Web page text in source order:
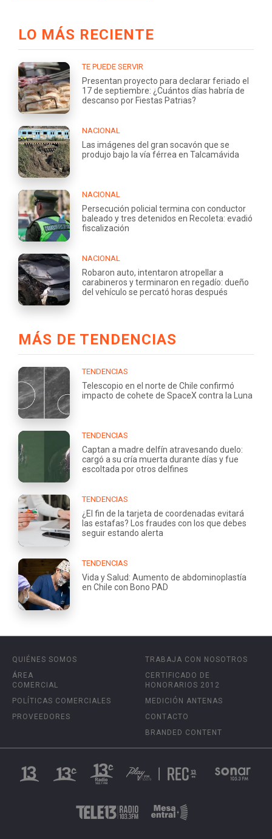
LO MÁS RECIENTE
TE PUEDE SERVIR
Presentan proyecto para declarar feriado el
17 de septiembre: ¿Cuántos días habría de
descanso por Fiestas Patrias?
NACIONAL
Las imágenes del gran socavón que se
produjo bajo la vía férrea en Talcamávida
NACIONAL
Persecución policial termina con conductor
baleado y tres detenidos en Recoleta: evadió
fiscalización
NACIONAL
Robaron auto, intentaron atropellar a
carabineros y terminaron en regadío: dueño
del vehículo se percató horas después
MÁS DE TENDENCIAS
TENDENCIAS
Telescopio en el norte de Chile confirmó
impacto de cohete de SpaceX contra la Luna
TENDENCIAS
Captan a madre delfín atravesando duelo:
cargó a su cría muerta durante días y fue
escoltada por otros delfines
TENDENCIAS
¿El fin de la tarjeta de coordenadas evitará
las estafas? Los fraudes con los que debes
seguir estando alerta
TENDENCIAS
Vida y Salud: Aumento de abdominoplastía
en Chile con Bono PAD
QUIÉNES SOMOS
ÁREA
COMERCIAL
POLÍTICAS COMERCIALES
PROVEEDORES
TRABAJA CON NOSOTROS
CERTIFICADO DE
HONORARIOS 2012
MEDICIÓN ANTENAS
CONTACTO
BRANDED CONTENT